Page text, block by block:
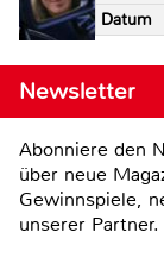
Datum
Newsletter
Abonniere den
über neue
Gewinnspiele,
unserer Partner.